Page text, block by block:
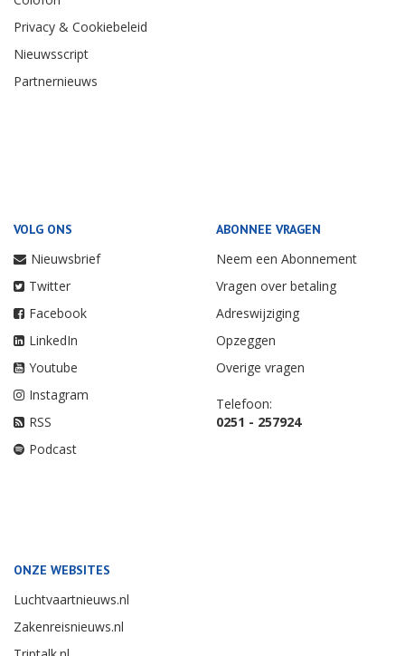
Privacy & Cookiebeleid
Nieuwsscript
Partnernieuws
VOLG ONS
Nieuwsbrief
Twitter
Facebook
LinkedIn
Youtube
Instagram
RSS
Podcast
ABONNEE VRAGEN
Neem een Abonnement
Vragen over betaling
Adreswijziging
Opzeggen
Overige vragen
Telefoon:
0251 - 257924
ONZE WEBSITES
Luchtvaartnieuws.nl
Zakenreisnieuws.nl